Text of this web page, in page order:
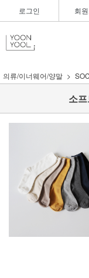
로그인 회
의류/이너웨어/양말
소